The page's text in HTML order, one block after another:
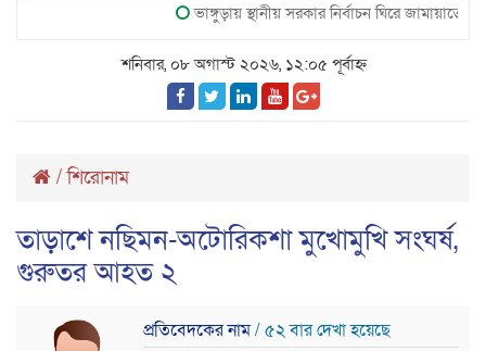
ভাঙ্গুড়ায় স্থানীয় সরকার নির্বাচন ঘিরে জামায়াতের
শনিবার, ০৮ অগাস্ট ২০২৬, ১২:০৫ পূর্বাহ্ন
/শিরোনাম
তাড়াশে নছিমন-অটোরিকশা মুখোমুখি সংঘর্ষ,
গুরুতর আহত ২
প্রতিবেদকের নাম/ ৫২ বার দেখা হয়েছে